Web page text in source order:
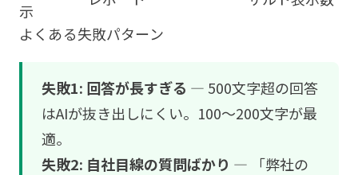
示
よくある失敗パターン
失敗1: 回答が長すぎる — 500文字超の回答
はAIが抜き出しにくい。100〜200文字が最
適。
失敗2: 自社目線の質問ばかり — 「弊社の